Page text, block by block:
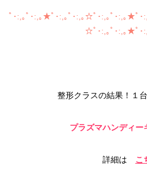
ﾟ･:,｡ﾟ･:,｡★ﾟ･:,｡ﾟ･:,｡☆ﾟ･:,｡ﾟ･:,｡★ﾟ･
☆ﾟ･:,｡ﾟ･:,｡★ﾟ･
整形クラスの結果！ １
プラズマハンディー
詳細は こ